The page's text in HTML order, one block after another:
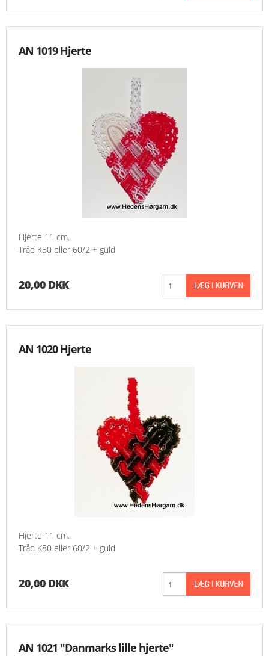
AN 1019 Hjerte
Hjerte 11 cm.
Tråd K80 eller 60/2 + guld
20,00 DKK
AN 1020 Hjerte
Hjerte 11 cm.
Tråd K80 eller 60/2 + guld
20,00 DKK
AN 1021 "Danmarks lille hjerte"